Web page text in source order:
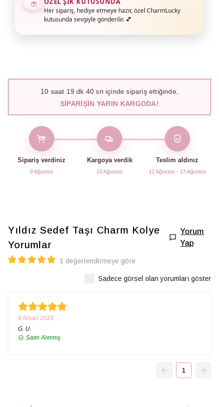
Her sipariş, hediye etmeye hazır, özel CharmLucky
kutusunda sevgiyle gönderilir. 💕
10 saat 19 dk 39 sn içinde sipariş ettiğinde,
SIPARIŞIN YARIN KARGODA!
Sipariş verdiniz
9 Ağustos
Kargoya verdik
10 Ağustos
Teslim aldınız
12 Ağustos - 13 Ağustos
Yıldız Sedef Taşı Charm Kolye
Yorumlar
Yorum
Yap
1 değerlendirmeye göre
Sadece görsel olan yorumları göster
8 Nisan 2025
G. U.
Satın Alınmış
1